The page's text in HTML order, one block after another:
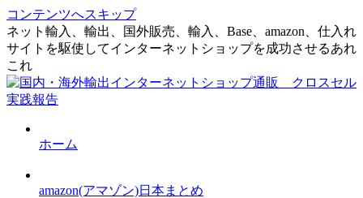
コンテンツへスキップ
ネット輸入、輸出、国外販売、輸入、Base、amazon、仕入れ
サイトを駆使してインターネットショップを成功させるあれ
これ
ホーム
amazon(アマゾン)日本まとめ